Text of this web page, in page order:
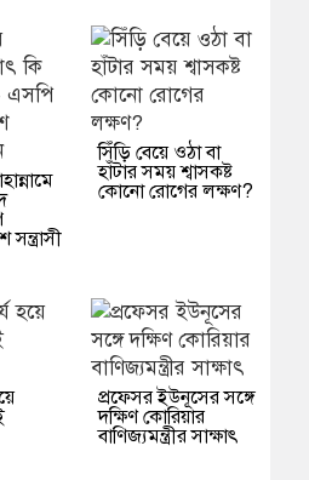
সিঁড়ি বেয়ে ওঠা বা
হাঁটার সময় শ্বাসকষ্ট
কোনো রোগের লক্ষণ?
প্রফেসর ইউনূসের সঙ্গে
দক্ষিণ কোরিয়ার
বাণিজ্যমন্ত্রীর সাক্ষাৎ